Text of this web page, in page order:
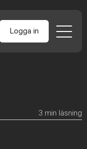
Logga in
3 min läsning